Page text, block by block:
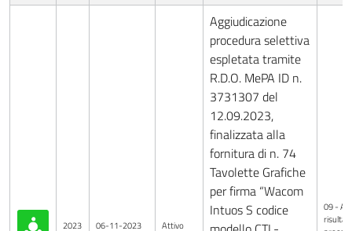
2023 06-11-2023 Attivo
Aggiudicazione
procedura selettiva
espletata tramite
R.D.O. MePA ID n.
3731307 del
12.09.2023,
finalizzata alla
fornitura di n. 74
Tavolette Grafiche
per firma “Wacom
Intuos S codice
09 -
risultati